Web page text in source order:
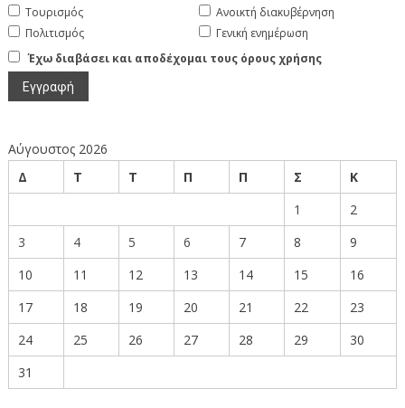
Τουρισμός
Πολιτισμός
Ανοικτή διακυβέρνηση
Γενική ενημέρωση
Έχω διαβάσει και αποδέχομαι τους όρους χρήσης
Αύγουστος 2026
Δ
Τ Τ Π Π Σ
Κ
1
2
3
4 5 6 7 8
9
10
11 12 13 14 15
16
17
18 19 20 21 22
23
24
25 26 27 28 29
30
31